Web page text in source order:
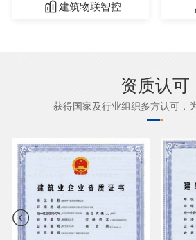
建筑物联智控
资质认可
获得国家及行业组织多方认可，